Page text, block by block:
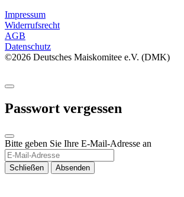
Impressum
Widerrufsrecht
AGB
Datenschutz
©2026 Deutsches Maiskomitee e.V. (DMK)
Passwort vergessen
Bitte geben Sie Ihre E-Mail-Adresse an
Schließen Absenden